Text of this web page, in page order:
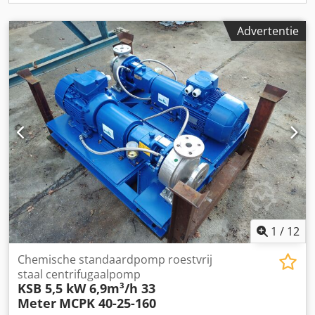
optimale operationele condenserende ketels met
maximale efficiëntie. De netto prijs van commerciële
klanten van EU-klanten Als u meer informatie nodig. We
zijn hier om te helpen! Neem dan contact op met het
contact formulier of bel ons Uw advertentie is automatisch
vertaald. Vertaalfouten zijn mogelijk.
Advertentie
1 / 12
Chemische standaardpomp roestvrij
staal centrifugaalpomp
KSB 5,5 kW 6,9m³/h 33
Meter MCPK 40-25-160